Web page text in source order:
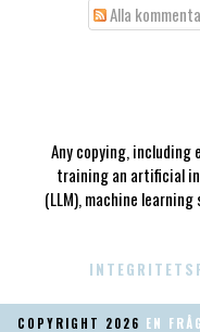
Alla
Any copying, including
training an artificial
(LLM), machine
COPYRIGHT 2026 EN